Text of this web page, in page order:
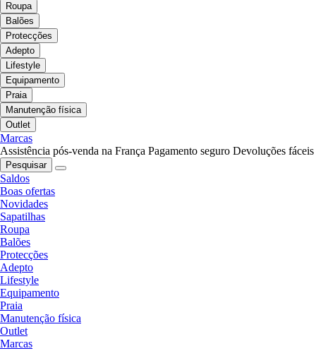
Roupa
Balões
Protecções
Adepto
Lifestyle
Equipamento
Praia
Manutenção física
Outlet
Marcas
Assistência pós-venda na França Pagamento seguro Devoluções fáceis
Pesquisar
Saldos
Boas ofertas
Novidades
Sapatilhas
Roupa
Balões
Protecções
Adepto
Lifestyle
Equipamento
Praia
Manutenção física
Outlet
Marcas